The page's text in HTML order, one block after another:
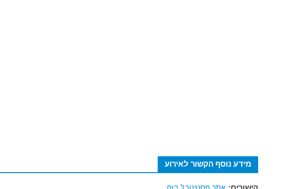
מידע נוסף הקשור לאירוע